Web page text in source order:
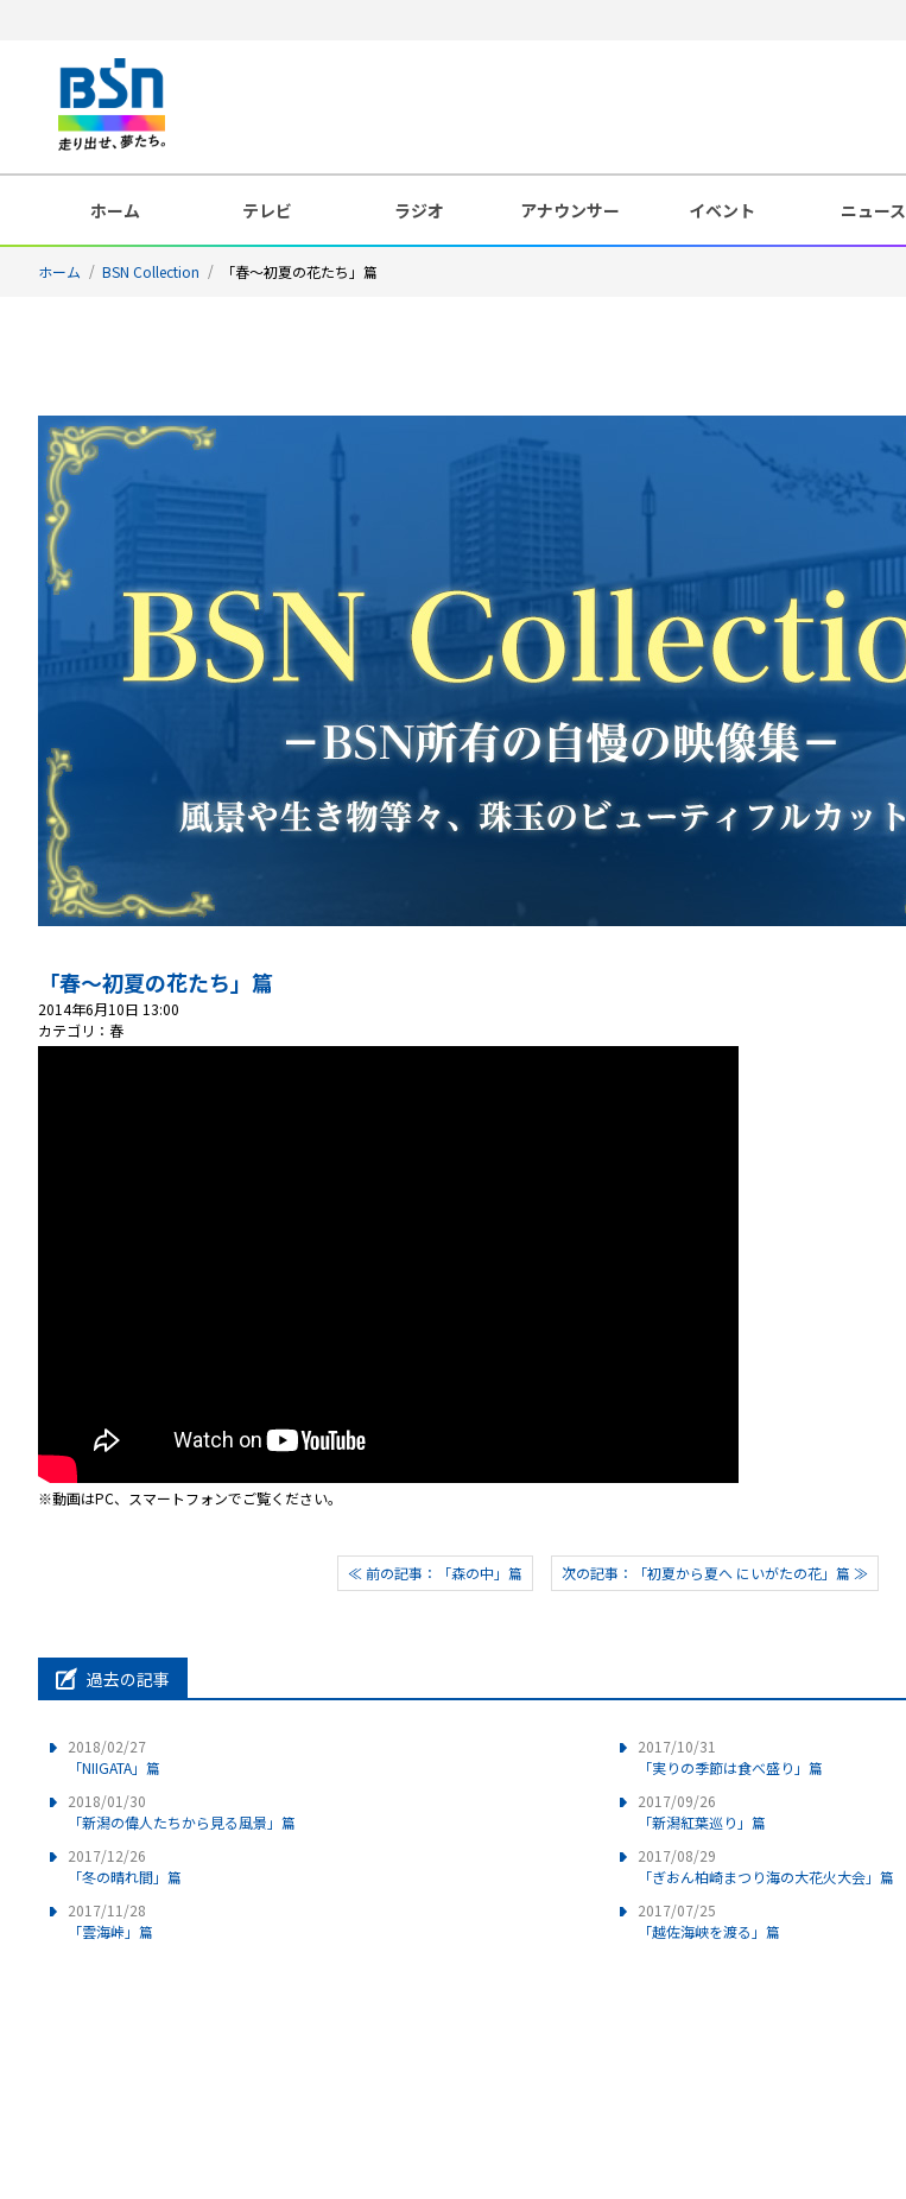
ホーム テレビ ラジオ アナウンサー イベント ニュース
ホーム BSN Collection 「春～初夏の花たち」篇
「春～初夏の花たち」篇
2014年6月10日 13:00
カテゴリ：春
※動画はPC、スマートフォンでご覧ください。
≪ 前の記事：「森の中」篇 次の記事：「初夏から夏へ にいがたの花」篇 ≫
過去の記事
2018/02/27
「NIIGATA」篇
2018/01/30
「新潟の偉人たちから見る風景」篇
2017/12/26
「冬の晴れ間」篇
2017/11/28
「雲海峠」篇
2017/10/31
「実りの季節は食べ盛り」篇
2017/09/26
「新潟紅葉巡り」篇
2017/08/29
「ぎおん柏崎まつり海の大花火大会」篇
2017/07/25
「越佐海峡を渡る」篇